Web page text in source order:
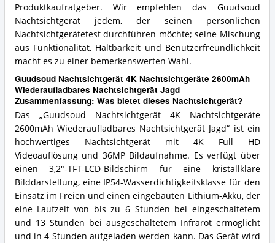
Produktkaufratgeber. Wir empfehlen das Guudsoud
Nachtsichtgerät jedem, der seinen persönlichen
Nachtsichtgerätetest durchführen möchte; seine Mischung
aus Funktionalität, Haltbarkeit und Benutzerfreundlichkeit
macht es zu einer bemerkenswerten Wahl.
Guudsoud Nachtsichtgerät 4K Nachtsichtgeräte 2600mAh
Wiederaufladbares Nachtsichtgerät Jagd
Zusammenfassung: Was bietet dieses Nachtsichtgerät?
Das „Guudsoud Nachtsichtgerät 4K Nachtsichtgeräte
2600mAh Wiederaufladbares Nachtsichtgerät Jagd“ ist ein
hochwertiges Nachtsichtgerät mit 4K Full HD
Videoauflösung und 36MP Bildaufnahme. Es verfügt über
einen 3,2"-TFT-LCD-Bildschirm für eine kristallklare
Bilddarstellung, eine IP54-Wasserdichtigkeitsklasse für den
Einsatz im Freien und einen eingebauten Lithium-Akku, der
eine Laufzeit von bis zu 6 Stunden bei eingeschaltetem
und 13 Stunden bei ausgeschaltetem Infrarot ermöglicht
und in 4 Stunden aufgeladen werden kann. Das Gerät wird